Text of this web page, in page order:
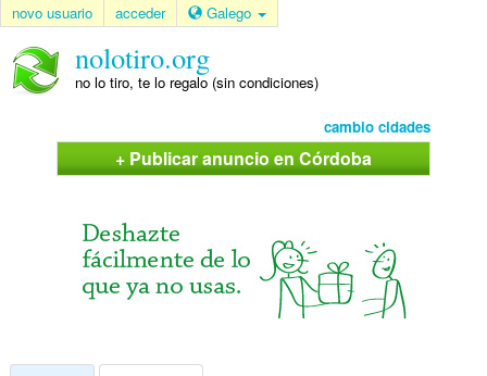
novo usuario acceder Galego
nolotiro.org
no lo tiro, te lo regalo (sin condiciones)
cambio cidades
+ Publicar anuncio en Córdoba